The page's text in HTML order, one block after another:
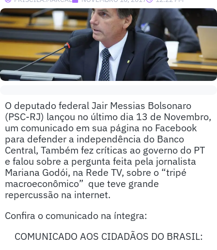
O deputado federal Jair Messias Bolsonaro
(PSC-RJ) lançou no último dia 13 de Novembro,
um comunicado em sua página no Facebook
para defender a independência do Banco
Central, Também fez críticas ao governo do PT
e falou sobre a pergunta feita pela jornalista
Mariana Godói, na Rede TV, sobre o “tripé
macroeconômico” que teve grande
repercussão na internet.
Confira o comunicado na íntegra:
COMUNICADO AOS CIDADÃOS DO BRASIL: